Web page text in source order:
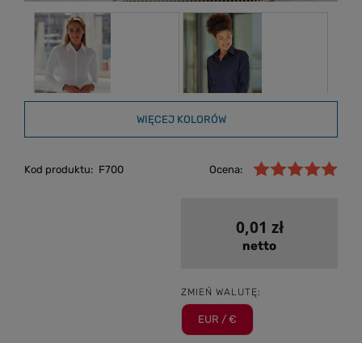
WIĘCEJ KOLORÓW
Kod produktu: F700 Ocena:
0,01 zł
netto
ZMIEŃ WALUTĘ:
EUR / €